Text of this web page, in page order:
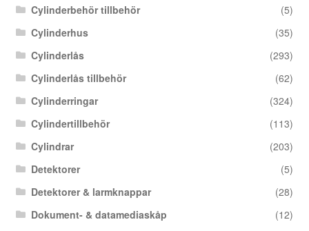
Cylinderbehör tillbehör
(5)
Cylinderhus
(35)
Cylinderlås
(293)
Cylinderlås tillbehör
(62)
Cylinderringar
(324)
Cylindertillbehör
(113)
Cylindrar
(203)
Detektorer
(5)
Detektorer & larmknappar
(28)
Dokument- & datamediaskåp
(12)